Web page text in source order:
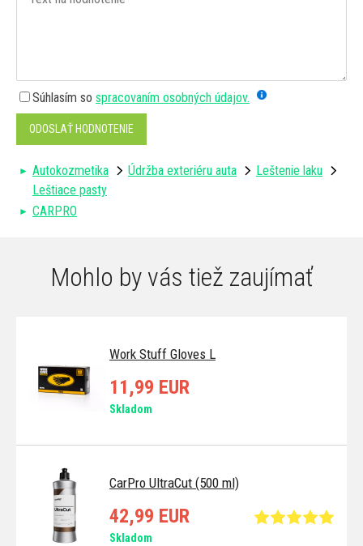
Súhlasím so spracovaním osobných údajov.
ODOSLAŤ HODNOTENIE
Autokozmetika Údržba exteriéru auta
Leštenie laku
Leštiace pasty
CARPRO
Mohlo by vás tiež zaujímať
Work Stuff Gloves L
11,99 EUR
Skladom
CarPro UltraCut (500 ml)
42,99 EUR
Skladom